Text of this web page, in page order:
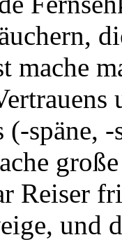
,
mache
(-späne,
Reiser
und